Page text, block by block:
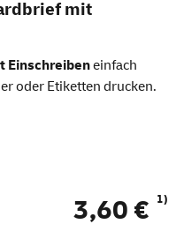
mit
Einschreibeneinfach
oder Etiketten drucken.
3,60 € 1)